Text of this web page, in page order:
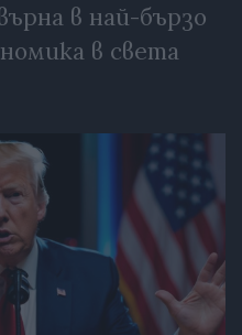
в най-бързо
в света